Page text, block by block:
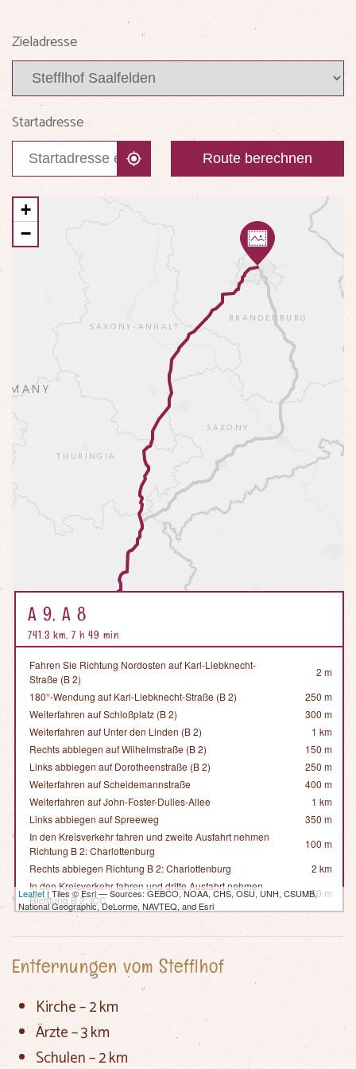
Zieladresse
Startadresse
Route berechnen
+
−
A 9, A 8
741.3 km, 7 h 49 min
Fahren Sie Richtung Nordosten auf Karl-Liebknecht-
Straße (B 2)
2 m
180°-Wendung auf Karl-Liebknecht-Straße (B 2)
250 m
Weiterfahren auf Schloßplatz (B 2)
300 m
Weiterfahren auf Unter den Linden (B 2)
1 km
Rechts abbiegen auf Wilhelmstraße (B 2)
150 m
Links abbiegen auf Dorotheenstraße (B 2)
250 m
Weiterfahren auf Scheidemannstraße
400 m
Weiterfahren auf John-Foster-Dulles-Allee
1 km
Links abbiegen auf Spreeweg
350 m
In den Kreisverkehr fahren und zweite Ausfahrt nehmen
Richtung B 2: Charlottenburg
100 m
Rechts abbiegen Richtung B 2: Charlottenburg
2 km
In den Kreisverkehr fahren und dritte Ausfahrt nehmen
Richtung B 2: ICC
150 m
Leicht rechts abbiegen Richtung B 2: ICC
Weiterfahren auf Sophie-Charlotte-Platz (B 2)
70 m
Weiterfahren auf Kaiserdamm (B 2)
Links abbiegen auf Messedamm
Auffahrt nehmen Richtung A 100: Dresden
Leicht links auffahren Richtung Dresden
Ausfahrt nehmen Richtung A 115: Magdeburg
Leicht links auffahren auf AVUS
Weiterfahren auf A 115
Leaflet| Tiles © Esri — Sources: GEBCO, NOAA, CHS, OSU, UNH, CSUMB,
National Geographic, DeLorme, NAVTEQ, and Esri
Entfernungen vom Stefflhof
Kirche – 2 km
Ärzte – 3 km
Schulen – 2 km